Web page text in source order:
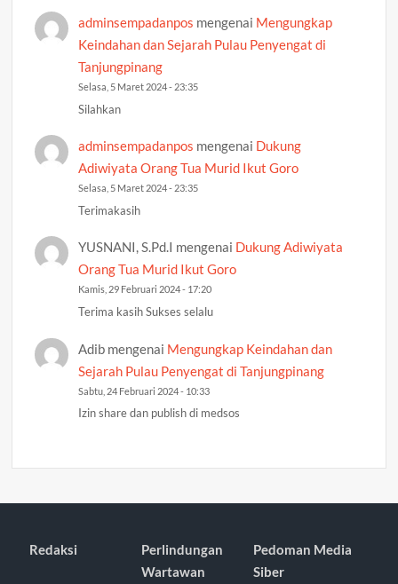
adminsempadanpos mengenai Mengungkap
Keindahan dan Sejarah Pulau Penyengat di
Tanjungpinang
Selasa, 5 Maret 2024 - 23:35
Silahkan
adminsempadanpos mengenai Dukung
Adiwiyata Orang Tua Murid Ikut Goro
Selasa, 5 Maret 2024 - 23:35
Terimakasih
YUSNANI, S.Pd.I mengenai Dukung Adiwiyata
Orang Tua Murid Ikut Goro
Kamis, 29 Februari 2024 - 17:20
Terima kasih Sukses selalu
Adib mengenai Mengungkap Keindahan dan
Sejarah Pulau Penyengat di Tanjungpinang
Sabtu, 24 Februari 2024 - 10:33
Izin share dan publish di medsos
Redaksi
Perlindungan
Wartawan
Pedoman Media
Siber